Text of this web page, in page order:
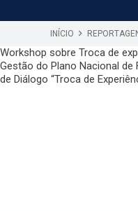
INÍCIO
Workshop sobre Troca de
Gestão do Plano Nacional
de Diálogo “Troca de